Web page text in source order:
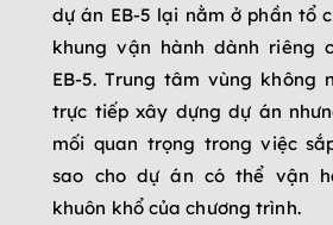
dự án EB-5 lại nằm ở phần tổ
khung vận hành dành riêng
EB-5. Trung tâm vùng không
trực tiếp xây dựng dự án
mối quan trọng trong việc
sao cho dự án có thể vận
khuôn khổ của chương trình.